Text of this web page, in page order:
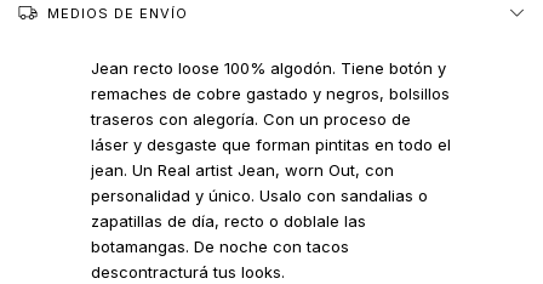
MEDIOS DE ENVÍO
Jean recto loose 100% algodón. Tiene botón y
remaches de cobre gastado y negros, bolsillos
traseros con alegoría. Con un proceso de
láser y desgaste que forman pintitas en todo el
jean. Un Real artist Jean, worn Out, con
personalidad y único. Usalo con sandalias o
zapatillas de día, recto o doblale las
botamangas. De noche con tacos
descontracturá tus looks.